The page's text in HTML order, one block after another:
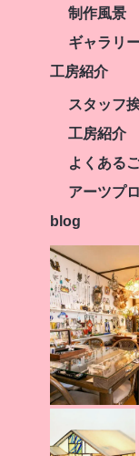
制作風景
ギャラリ
工房紹介
スタッフ
工房紹介
よくある
アーツプ
blog